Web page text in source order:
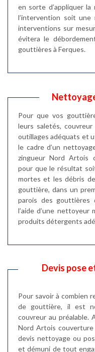
en sorte d’appliquer
l’intervention soit une
interventions sur
évitera le
gouttières à Ferques.
Pour que vos
leurs saletés,
outillages adéquats et
le cadre d’un
zingueur Nord Artois
pour que le résultat
mortes et les débris
gouttière, dans un
parois des gouttières
l’aide d’une nettoyeur
produits détergents
Devis pose
Pour savoir à combien
de gouttière, il est
couvreur au préalable.
Nord Artois couverture
devis nettoyage ou
et démuni de tout